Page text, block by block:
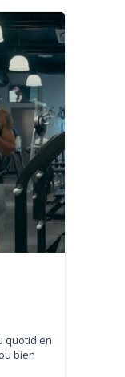
quotidien
bien